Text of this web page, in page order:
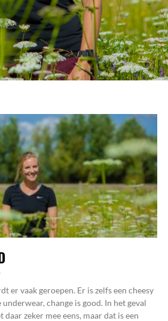
OVER
er vaak geroepen. Er is zelfs een cheesy
change is good. In het geval
zeker mee eens, maar dat is een